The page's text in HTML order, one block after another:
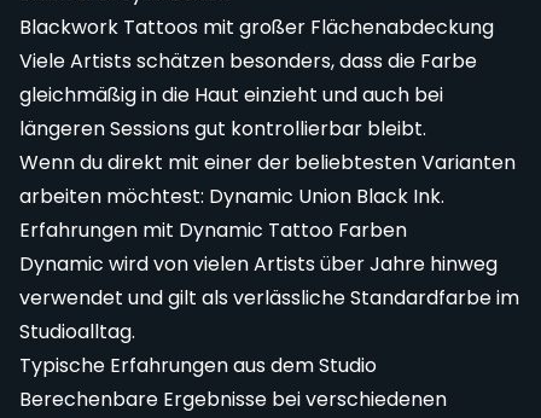
Blackwork Tattoos mit großer Flächenabdeckung
Viele Artists schätzen besonders, dass die Farbe
gleichmäßig in die Haut einzieht und auch bei
längeren Sessions gut kontrollierbar bleibt.
Wenn du direkt mit einer der beliebtesten Varianten
arbeiten möchtest: Dynamic Union Black Ink.
Erfahrungen mit Dynamic Tattoo Farben
Dynamic wird von vielen Artists über Jahre hinweg
verwendet und gilt als verlässliche Standardfarbe im
Studioalltag.
Typische Erfahrungen aus dem Studio
Berechenbare Ergebnisse bei verschiedenen